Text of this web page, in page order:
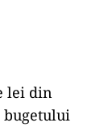
lei din
bugetului